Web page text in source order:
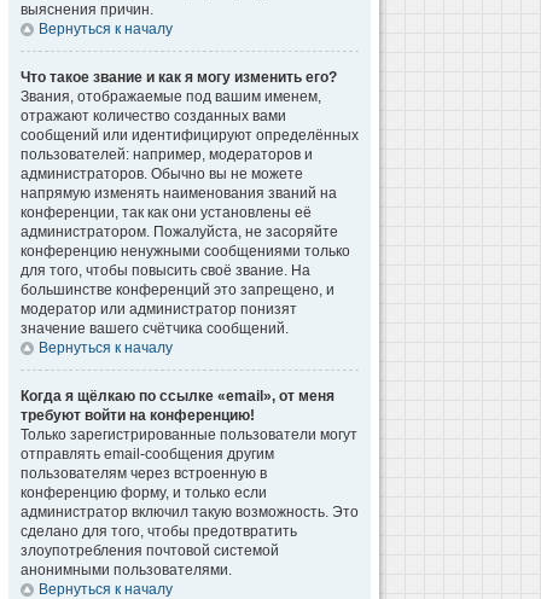
выяснения причин.
Вернуться к началу
Что такое звание и как я могу изменить его?
Звания, отображаемые под вашим именем,
отражают количество созданных вами
сообщений или идентифицируют определённых
пользователей: например, модераторов и
администраторов. Обычно вы не можете
напрямую изменять наименования званий на
конференции, так как они установлены её
администратором. Пожалуйста, не засоряйте
конференцию ненужными сообщениями только
для того, чтобы повысить своё звание. На
большинстве конференций это запрещено, и
модератор или администратор понизят
значение вашего счётчика сообщений.
Вернуться к началу
Когда я щёлкаю по ссылке «email», от меня
требуют войти на конференцию!
Только зарегистрированные пользователи могут
отправлять email-сообщения другим
пользователям через встроенную в
конференцию форму, и только если
администратор включил такую возможность. Это
сделано для того, чтобы предотвратить
злоупотребления почтовой системой
анонимными пользователями.
Вернуться к началу